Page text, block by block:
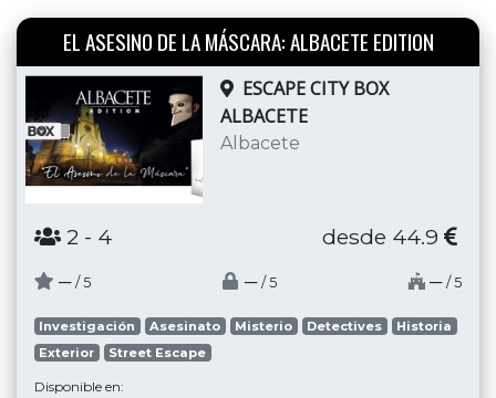
EL ASESINO DE LA MÁSCARA: ALBACETE EDITION
ESCAPE CITY BOX
ALBACETE
Albacete
2 - 4 desde 44.9
─ / 5 ─ / 5 ─ / 5
Investigación Asesinato Misterio Detectives
Historia
Exterior
Street Escape
Disponible en: